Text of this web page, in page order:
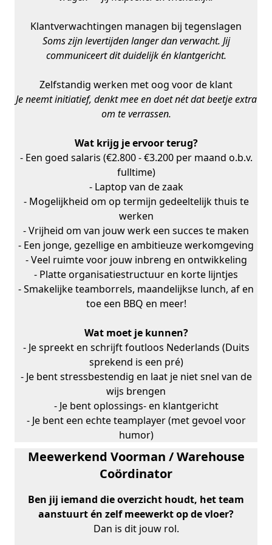
Klantverwachtingen managen bij tegenslagen
Soms zijn levertijden langer dan verwacht. Jij
communiceert dit duidelijk én klantgericht.
Zelfstandig werken met oog voor de klant
Je neemt initiatief, denkt mee en doet nét dat beetje extra
om te verrassen.
Wat krijg je ervoor terug?
- Een goed salaris (€2.800 - €3.200 per maand o.b.v.
fulltime)
- Laptop van de zaak
- Mogelijkheid om op termijn gedeeltelijk thuis te
werken
- Vrijheid om van jouw werk een succes te maken
- Een jonge, gezellige en ambitieuze werkomgeving
- Veel ruimte voor jouw inbreng en ontwikkeling
- Platte organisatiestructuur en korte lijntjes
- Smakelijke teamborrels, maandelijkse lunch, af en
toe een BBQ en meer!
Wat moet je kunnen?
- Je spreekt en schrijft foutloos Nederlands (Duits
sprekend is een pré)
- Je bent stressbestendig en laat je niet snel van de
wijs brengen
- Je bent oplossings- en klantgericht
- Je bent een echte teamplayer (met gevoel voor
humor)
Meewerkend Voorman / Warehouse
Coördinator
Ben jij iemand die overzicht houdt, het team
aanstuurt én zelf meewerkt op de vloer?
Dan is dit jouw rol.